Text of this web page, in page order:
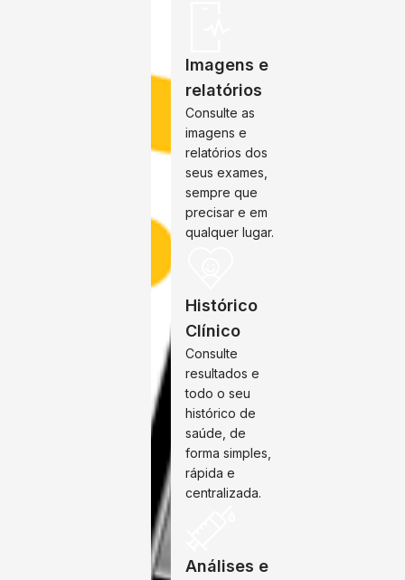
Imagens e
relatórios
Consulte as
imagens e
relatórios dos
seus exames,
sempre que
precisar e em
qualquer lugar.
Histórico
Clínico
Consulte
resultados e
todo o seu
histórico de
saúde, de
forma simples,
rápida e
centralizada.
Análises e